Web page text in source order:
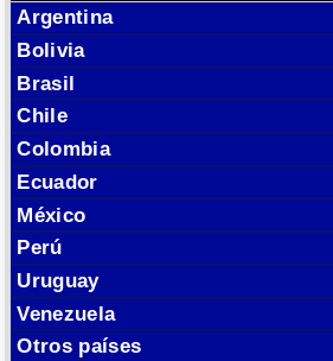
Argentina
Bolivia
Brasil
Chile
Colombia
Ecuador
México
Perú
Uruguay
Venezuela
Otros países